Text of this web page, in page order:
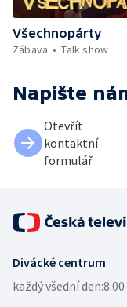
Všechnopárty
Zábava
Talk show
Napište
Otevřít
kontaktní
formulář
Divácké centrum
každý všední den: